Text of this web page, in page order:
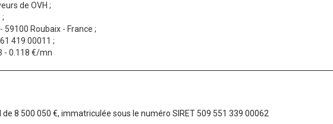
de OVH ;
59100 Roubaix - France ;
419 00011 ;
- 0.118 €/mn
8 500 050 €, immatriculée sous le numéro SIRET 509 551 339 00062